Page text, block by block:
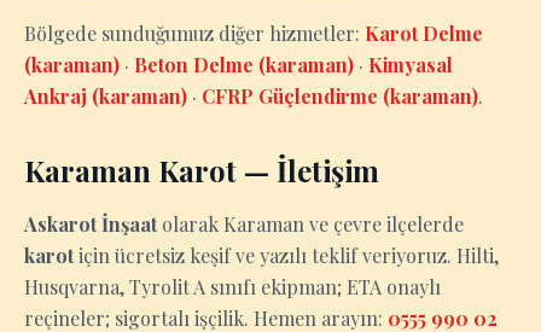
Bölgede sunduğumuz diğer hizmetler: Karot Delme
(karaman) · Beton Delme (karaman) · Kimyasal
Ankraj (karaman) · CFRP Güçlendirme (karaman).
Karaman Karot — İletişim
Askarot İnşaatolarak Karaman ve çevre ilçelerde
karotiçin ücretsiz keşif ve yazılı teklif veriyoruz. Hilti,
Husqvarna, Tyrolit A sınıfı ekipman; ETA onaylı
reçineler; sigortalı işçilik. Hemen arayın: 0555 990 02